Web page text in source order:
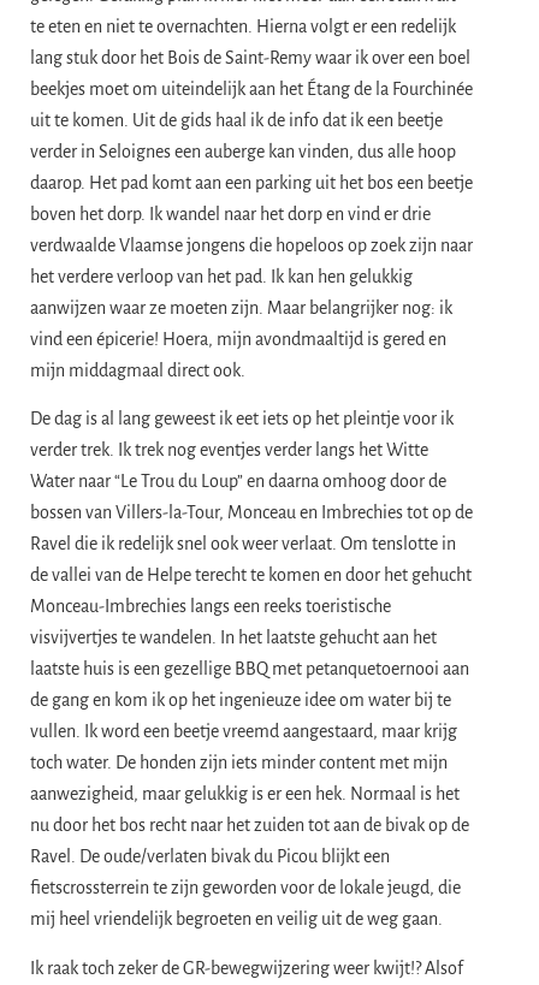
te eten en niet te overnachten. Hierna volgt er een redelijk
lang stuk door het Bois de Saint-Remy waar ik over een boel
beekjes moet om uiteindelijk aan het Étang de la Fourchinée
uit te komen. Uit de gids haal ik de info dat ik een beetje
verder in Seloignes een auberge kan vinden, dus alle hoop
daarop. Het pad komt aan een parking uit het bos een beetje
boven het dorp. Ik wandel naar het dorp en vind er drie
verdwaalde Vlaamse jongens die hopeloos op zoek zijn naar
het verdere verloop van het pad. Ik kan hen gelukkig
aanwijzen waar ze moeten zijn. Maar belangrijker nog: ik
vind een épicerie! Hoera, mijn avondmaaltijd is gered en
mijn middagmaal direct ook.
De dag is al lang geweest ik eet iets op het pleintje voor ik
verder trek. Ik trek nog eventjes verder langs het Witte
Water naar “Le Trou du Loup” en daarna omhoog door de
bossen van Villers-la-Tour, Monceau en Imbrechies tot op de
Ravel die ik redelijk snel ook weer verlaat. Om tenslotte in
de vallei van de Helpe terecht te komen en door het gehucht
Monceau-Imbrechies langs een reeks toeristische
visvijvertjes te wandelen. In het laatste gehucht aan het
laatste huis is een gezellige BBQ met petanquetoernooi aan
de gang en kom ik op het ingenieuze idee om water bij te
vullen. Ik word een beetje vreemd aangestaard, maar krijg
toch water. De honden zijn iets minder content met mijn
aanwezigheid, maar gelukkig is er een hek. Normaal is het
nu door het bos recht naar het zuiden tot aan de bivak op de
Ravel. De oude/verlaten bivak du Picou blijkt een
fietscrossterrein te zijn geworden voor de lokale jeugd, die
mij heel vriendelijk begroeten en veilig uit de weg gaan.
Ik raak toch zeker de GR-bewegwijzering weer kwijt!? Alsof